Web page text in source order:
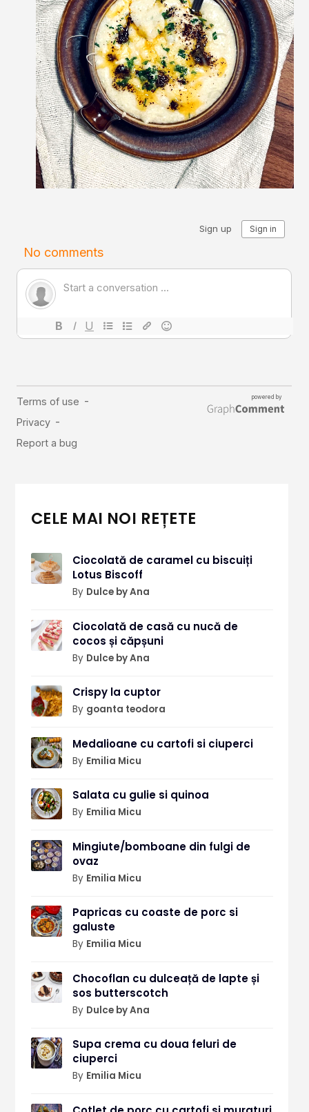
CELE MAI NOI REȚETE
Ciocolată de caramel cu biscuiți
Lotus Biscoff
By Dulce by Ana
Ciocolată de casă cu nucă de
cocos și căpșuni
By Dulce by Ana
Crispy la cuptor
By goanta teodora
Medalioane cu cartofi si ciuperci
By Emilia Micu
Salata cu gulie si quinoa
By Emilia Micu
Mingiute/bomboane din fulgi de
ovaz
By Emilia Micu
Papricas cu coaste de porc si
galuste
By Emilia Micu
Chocoflan cu dulceață de lapte și
sos butterscotch
By Dulce by Ana
Supa crema cu doua feluri de
ciuperci
By Emilia Micu